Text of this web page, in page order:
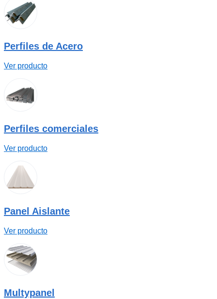
Perfiles de Acero
Ver producto
Perfiles comerciales
Ver producto
Panel Aislante
Ver producto
Multypanel